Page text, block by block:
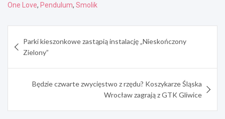
One Love, Pendulum, Smolik
wpisu
Parki kieszonkowe zastąpią instalację „Nieskończony
Zielony”
Będzie czwarte zwycięstwo z rzędu? Koszykarze Śląska
Wrocław zagrają z GTK Gliwice